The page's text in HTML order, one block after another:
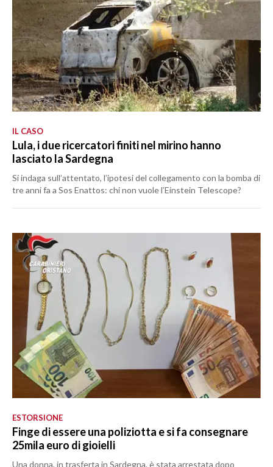
IL CASO
Lula, i due ricercatori finiti nel mirino hanno
lasciato la Sardegna
Si indaga sull’attentato, l’ipotesi del collegamento con la bomba di
tre anni fa a Sos Enattos: chi non vuole l’Einstein Telescope?
ESTORSIONE
Finge di essere una poliziotta e si fa consegnare
25mila euro di gioielli
Una donna, in trasferta in Sardegna, è stata arrestata dopo